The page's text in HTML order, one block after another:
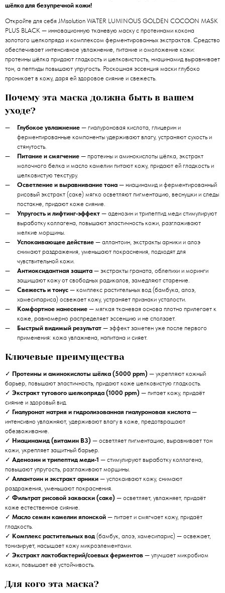
шёлка для безупречной кожи!
Откройте для себя JMsolution WATER LUMINOUS GOLDEN COCOON MASK
PLUS BLACK — инновационную тканевую маску с протеинами кокона
золотого шелкопряда и комплексом ферментированных экстрактов. Средство
обеспечивает интенсивное увлажнение, питание и омоложение кожи:
протеины шёлка придают гладкость и шелковистость, ниацинамид выравнивает
тон, а пептиды повышают упругость. Роскошная эссенция маски глубоко
проникает в кожу, даря ей здоровое сияние и свежесть.
Почему эта маска должна быть в вашем
уходе?
Глубокое увлажнение — гиалуроновая кислота, глицерин и
ферментированные компоненты удерживают влагу, устраняют сухость и
стянутость.
Питание и смягчение — протеины и аминокислоты шёлка, экстракт
молочного белка и масло камелии питают кожу, придают ей гладкость и
шелковистую текстуру.
Осветление и выравнивание тона — ниацинамид и ферментированный
рисовый экстракт (саке) мягко осветляют пигментацию, веснушки и следы
постакне, придают коже сияние.
Упругость и лифтинг‑эффект — аденозин и трипептид меди стимулируют
выработку коллагена, повышают эластичность кожи, разглаживают
мелкие морщины.
Успокаивающее действие — аллантоин, экстракты арники и алоэ
снимают раздражения, уменьшают покраснения, подходят для
чувствительной кожи.
Антиоксидантная защита — экстракты граната, облепихи и моринги
защищают кожу от свободных радикалов, замедляют старение.
Свежесть и тонус — комплекс растительных вод (бамбука, алоэ,
хамесипариса) освежает кожу, устраняет признаки усталости.
Комфортное нанесение — мягкая тканевая основа плотно прилегает к
коже, равномерно распределяет эссенцию и не сползает.
Быстрый видимый результат — эффект заметен уже после первого
применения: кожа увлажнена, напитана и сияет.
Ключевые преимущества
✓ Протеины и аминокислоты шёлка (5000 ppm) — укрепляют кожный
барьер, повышают эластичность, придают коже шелковистую гладкость.
✓ Экстракт тутового шелкопряда (1000 ppm) — питает кожу, придаёт
сияние и здоровый вид.
✓ Гиалуронат натрия и гидролизованная гиалуроновая кислота —
интенсивно увлажняют, удерживают влагу в коже, предотвращают
обезвоживание.
✓ Ниацинамид (витамин B3) — осветляет пигментацию, выравнивает тон
кожи, укрепляет защитный барьер.
✓ Аденозин и трипептид меди‑1 — стимулируют выработку коллагена,
повышают упругость, разглаживают морщины.
✓ Аллантоин и экстракт арники — успокаивают кожу, снимают
раздражения, уменьшают покраснения.
✓ Фильтрат рисовой закваски (саке) — осветляет, увлажняет, придаёт
коже естественное сияние.
✓ Масло семян камелии японской — питает и смягчает кожу, придаёт
гладкость.
✓ Комплекс растительных вод (бамбук, алоэ, хамесипарис) — освежает,
тонизирует, насыщает кожу микроэлементами.
✓ Экстракт лактобактерий/соевых ферментов — улучшает микробиом
кожи, повышает её устойчивость.
Для кого эта маска?